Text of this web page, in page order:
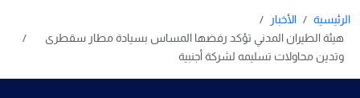
الرئيسية
الأخبار
هيئة الطيران المدني تؤكد رفضها المساس بسيادة مطار سقطرى
وتدين محاولات تسليمه لشركة أجنبية